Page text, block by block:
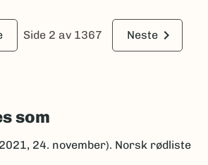
Side 2 av 1367 Neste keyboard_arrow_right
som
24. november). Norsk rødliste